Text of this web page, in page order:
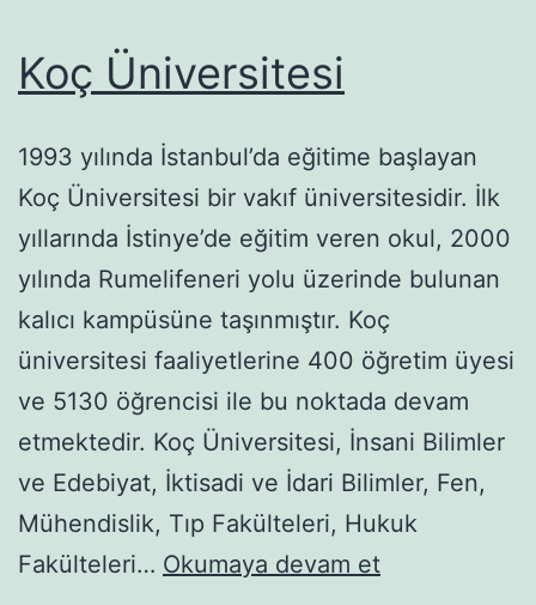
Koç Üniversitesi
1993 yılında İstanbul’da eğitime başlayan
Koç Üniversitesi bir vakıf üniversitesidir. İlk
yıllarında İstinye’de eğitim veren okul, 2000
yılında Rumelifeneri yolu üzerinde bulunan
kalıcı kampüsüne taşınmıştır. Koç
üniversitesi faaliyetlerine 400 öğretim üyesi
ve 5130 öğrencisi ile bu noktada devam
etmektedir. Koç Üniversitesi, İnsani Bilimler
ve Edebiyat, İktisadi ve İdari Bilimler, Fen,
Mühendislik, Tıp Fakülteleri, Hukuk
Fakülteleri… Okumaya devam etKoç